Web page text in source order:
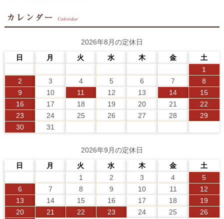
2026年8月の定休日
日
月 火 水 木 金
土
1
2
3 4 5 6 7
8
9
10 11 12 13 14
15
16
17 18 19 20 21
22
23
24 25 26 27 28
29
30
31
2026年9月の定休日
日
月 火 水 木 金
土
1
2 3 4
5
6
7 8 9 10 11
12
13
14 15 16 17 18
19
20
21 22 23 24 25
26